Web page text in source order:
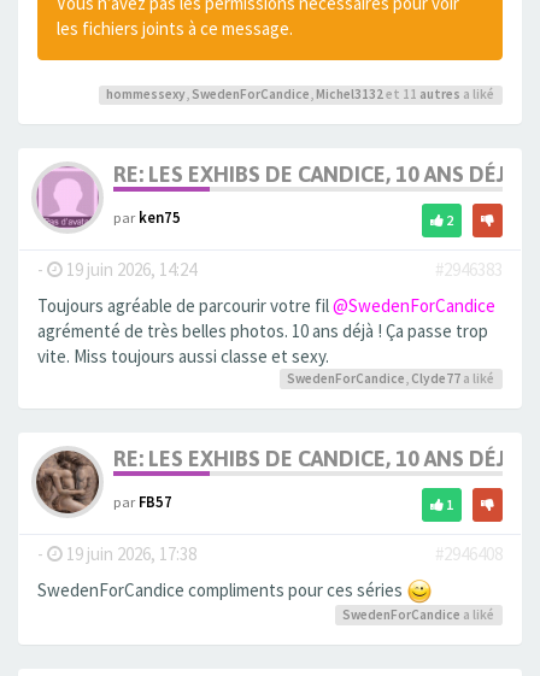
les fichiers joints à ce message.
hommessexy, SwedenForCandice, Michel3132et 11 autres a liké
RE: LES EXHIBS DE CANDICE, 10 ANS DÉJÀ,
parken75 2
- 19 juin 2026, 14:24
#2946383
Toujours agréable de parcourir votre fil@SwedenForCandice
agrémenté de très belles photos. 10 ans déjà ! Ça passe trop
vite. Miss toujours aussi classe et sexy.
SwedenForCandice Clyde77 a liké
RE: LES EXHIBS DE CANDICE, 10 ANS DÉJÀ,
parFB57 1
- 19 juin 2026, 17:38
#2946408
SwedenForCandice compliments pour ces séries
SwedenForCandice a liké